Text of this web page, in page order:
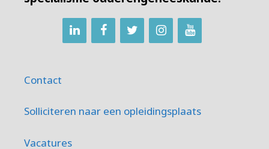
Contact
Solliciteren naar een opleidingsplaats
Vacatures